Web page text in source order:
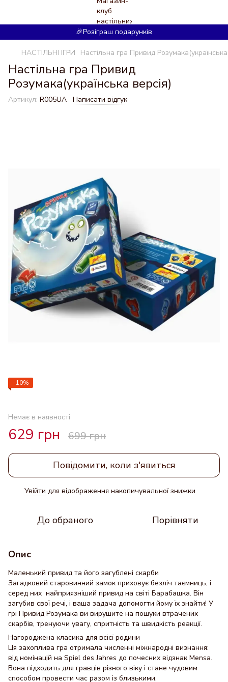
🎉Розіграш подарунків
НАСТІЛЬНІ ІГРИ Настільна гра Привид Розумака(українська
Настільна гра Привид
Розумака(українська версія)
Артикул: R005UA Написати відгук
−10%
Немає в наявності
629 грн 699 грн
Повідомити, коли з'явиться
Увійти для відображення накопичувальної знижки
До обраного Порівняти
Опис
Маленький привид та його загублені скарби
Загадковий старовинний замок приховує безліч таємниць, і
серед них найприязніший привид на світі Барабашка. Він
загубив свої речі, і ваша задача допомогти йому їх знайти! У
грі Привид Розумака ви вирушите на пошуки втрачених
скарбів, тренуючи увагу, спритність та швидкість реакції.
Нагороджена класика для всієї родини
Ця захоплива гра отримала численні міжнародні визнання:
від номінацій на Spiel des Jahres до почесних відзнак Mensa.
Вона підходить для гравців різного віку і стане чудовим
способом провести час разом із близькими.